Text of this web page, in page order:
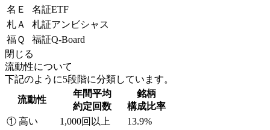
名Ｅ
名証ETF
札Ａ
札証アンビシャス
福Ｑ
福証Q-Board
閉じる
流動性について
下記のように5段階に分類しています。
流動性
年間平均
約定回数
銘柄
構成比率
① 高い
1,000回以上
13.9%